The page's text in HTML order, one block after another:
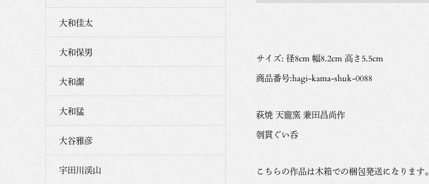
サイズ: 径8cm 幅8.2cm 高さ5.5cm
商品番号:hagi-kama-shuk-0088
萩焼 天寵窯 兼田昌尚作
刳貫ぐい呑
こちらの作品は木箱での梱包発送になります。
大和佳太
大和保男
大和潔
大和猛
大谷雅彦
宇田川渓山